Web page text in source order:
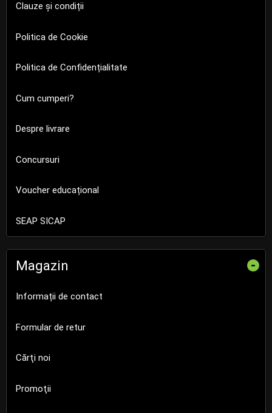
Clauze și condiții
Politica de Cookie
Politica de Confidențialitate
Cum cumperi?
Despre livrare
Concursuri
Voucher educațional
SEAP SICAP
Magazin -
Informații de contact
Formular de retur
Cărţi noi
Promoţii